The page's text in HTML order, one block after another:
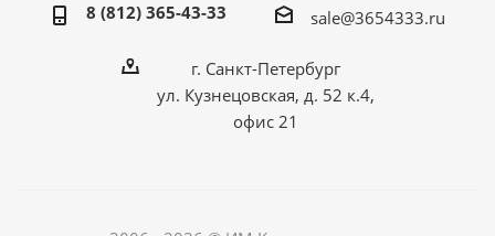
8 (812) 365-43-33 sale@3654333.ru
г. Санкт-Петербург
ул. Кузнецовская, д. 52 к.4,
офис 21